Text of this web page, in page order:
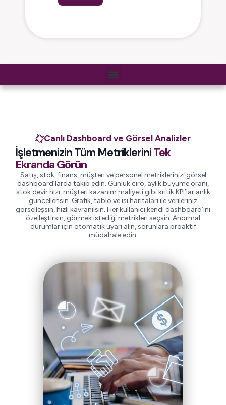
Canlı Dashboard ve Görsel Analizler
İşletmenizin Tüm MetrikleriniTek
Ekranda Görün
Satış, stok, finans, müşteri ve personel metriklerinizi görsel
dashboard’larda takip edin. Günlük ciro, aylık büyüme oranı,
stok devir hızı, müşteri kazanım maliyeti gibi kritik KPI’lar anlık
güncellensin. Grafik, tablo ve ısı haritaları ile verileriniz
görselleşsin, hızlı kavranılsın. Her kullanıcı kendi dashboard’ını
özelleştirsin, görmek istediği metrikleri seçsin. Anormal
durumlar için otomatik uyarı alın, sorunlara proaktif
müdahale edin.